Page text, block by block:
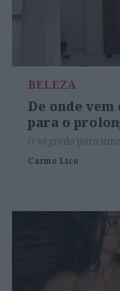
BELEZA
De onde
para o
O segredo para
Carmo Lico